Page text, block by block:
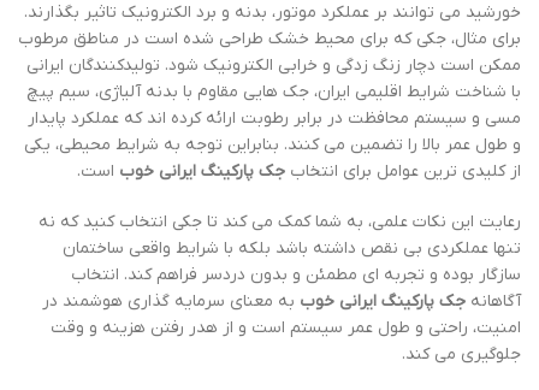
خورشید می توانند بر عملکرد موتور، بدنه و برد الکترونیک تاثیر بگذارند.
برای مثال، جکی که برای محیط خشک طراحی شده است در مناطق مرطوب
ممکن است دچار زنگ زدگی و خرابی الکترونیک شود. تولیدکنندگان ایرانی
با شناخت شرایط اقلیمی ایران، جک هایی مقاوم با بدنه آلیاژی، سیم پیچ
مسی و سیستم محافظت در برابر رطوبت ارائه کرده اند که عملکرد پایدار
و طول عمر بالا را تضمین می کنند. بنابراین توجه به شرایط محیطی، یکی
از کلیدی ترین عوامل برای انتخاب جک پارکینگ ایرانی خوب است.
رعایت این نکات علمی، به شما کمک می کند تا جکی انتخاب کنید که نه
تنها عملکردی بی نقص داشته باشد بلکه با شرایط واقعی ساختمان
سازگار بوده و تجربه ای مطمئن و بدون دردسر فراهم کند. انتخاب
آگاهانه جک پارکینگ ایرانی خوب به معنای سرمایه گذاری هوشمند در
امنیت، راحتی و طول عمر سیستم است و از هدر رفتن هزینه و وقت
جلوگیری می کند.